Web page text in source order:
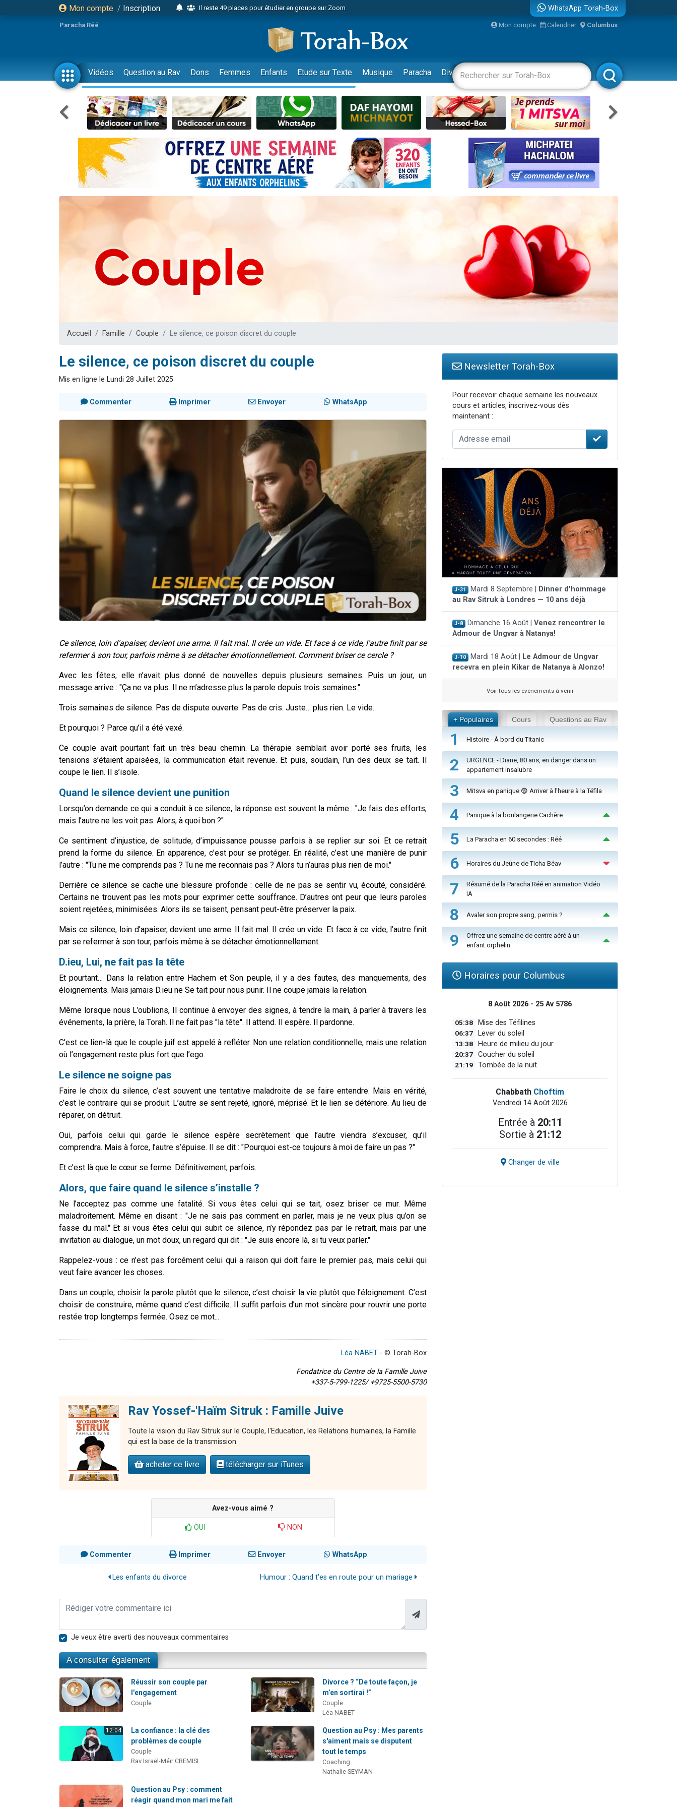
Mon compte / Inscription
Il reste 49 places pour étudier en groupe sur Zoom
2 personnes viennent de nous rejoindre sur WhatsApp
6 personnes viennent de nous rejoindre sur WhatsApp
4 personnes viennent de faire un don pour Reloger Rivka, 6 enfants, victime de violences...
2 personnes viennent de faire un don pour 1 Journée de Vacances Pour les Enfants
17 personnes viennent de demander une bénédiction
4 personnes viennent de nous rejoindre sur WhatsApp
Il reste 49 places pour étudier en groupe sur Zoom
Eva vient de donner son Maasser
4 personnes viennent de nous rejoindre sur WhatsApp
3 personnes viennent de nous rejoindre sur WhatsApp
Odaya vient de donner son Maasser
13 personnes viennent de demander une bénédiction
30 personnes viennent de faire un don pour Sauvez la jambe de Yohan
Il reste 49 places pour étudier en groupe sur Zoom
12 nouvelles musiques dans Torah-Box Music
29 personnes viennent de demander une bénédiction
WhatsApp Torah-Box
Paracha Réé Mon compte Calendrier Columbus
Vidéos Question au Rav Dons Femmes Enfants Etude sur Texte Musique Paracha Divertissements Livres Rabbanim
Accueil Famille Couple Le silence, ce poison discret du couple
Le silence, ce poison discret du couple
Mis en ligne le Lundi 28 Juillet 2025
Commenter Imprimer Envoyer WhatsApp
Ce silence, loin d’apaiser, devient une arme. Il fait mal. Il crée un vide. Et face à ce vide, l’autre finit par se
refermer à son tour, parfois même à se détacher émotionnellement. Comment briser ce cercle ?
Avec les fêtes, elle n’avait plus donné de nouvelles depuis plusieurs semaines. Puis un jour, un
message arrive : "Ça ne va plus. Il ne m’adresse plus la parole depuis trois semaines."
Trois semaines de silence. Pas de dispute ouverte. Pas de cris. Juste… plus rien. Le vide.
Et pourquoi ? Parce qu’il a été vexé.
Ce couple avait pourtant fait un très beau chemin. La thérapie semblait avoir porté ses fruits, les
tensions s’étaient apaisées, la communication était revenue. Et puis, soudain, l’un des deux se tait. Il
coupe le lien. Il s’isole.
Quand le silence devient une punition
Lorsqu’on demande ce qui a conduit à ce silence, la réponse est souvent la même : "Je fais des efforts,
mais l’autre ne les voit pas. Alors, à quoi bon ?"
Ce sentiment d’injustice, de solitude, d’impuissance pousse parfois à se replier sur soi. Et ce retrait
prend la forme du silence. En apparence, c’est pour se protéger. En réalité, c’est une manière de punir
l’autre : "Tu ne me comprends pas ? Tu ne me reconnais pas ? Alors tu n’auras plus rien de moi."
Derrière ce silence se cache une blessure profonde : celle de ne pas se sentir vu, écouté, considéré.
Certains ne trouvent pas les mots pour exprimer cette souffrance. D’autres ont peur que leurs paroles
soient rejetées, minimisées. Alors ils se taisent, pensant peut-être préserver la paix.
Mais ce silence, loin d’apaiser, devient une arme. Il fait mal. Il crée un vide. Et face à ce vide, l’autre finit
par se refermer à son tour, parfois même à se détacher émotionnellement.
D.ieu, Lui, ne fait pas la tête
Et pourtant… Dans la relation entre Hachem et Son peuple, il y a des fautes, des manquements, des
éloignements. Mais jamais D.ieu ne Se tait pour nous punir. Il ne coupe jamais la relation.
Même lorsque nous L’oublions, Il continue à envoyer des signes, à tendre la main, à parler à travers les
événements, la prière, la Torah. Il ne fait pas "la tête". Il attend. Il espère. Il pardonne.
C’est ce lien-là que le couple juif est appelé à refléter. Non une relation conditionnelle, mais une relation
où l’engagement reste plus fort que l’ego.
Le silence ne soigne pas
Faire le choix du silence, c’est souvent une tentative maladroite de se faire entendre. Mais en vérité,
c’est le contraire qui se produit. L’autre se sent rejeté, ignoré, méprisé. Et le lien se détériore. Au lieu de
réparer, on détruit.
Oui, parfois celui qui garde le silence espère secrètement que l’autre viendra s’excuser, qu’il
comprendra. Mais à force, l’autre s’épuise. Il se dit : "Pourquoi est-ce toujours à moi de faire un pas ?"
Et c’est là que le cœur se ferme. Définitivement, parfois.
Alors, que faire quand le silence s’installe ?
Ne l’acceptez pas comme une fatalité. Si vous êtes celui qui se tait, osez briser ce mur. Même
maladroitement. Même en disant : "Je ne sais pas comment en parler, mais je ne veux plus qu’on se
fasse du mal." Et si vous êtes celui qui subit ce silence, n’y répondez pas par le retrait, mais par une
invitation au dialogue, un mot doux, un regard qui dit : "Je suis encore là, si tu veux parler."
Rappelez-vous : ce n’est pas forcément celui qui a raison qui doit faire le premier pas, mais celui qui
veut faire avancer les choses.
Dans un couple, choisir la parole plutôt que le silence, c’est choisir la vie plutôt que l’éloignement. C’est
choisir de construire, même quand c’est difficile. Il suffit parfois d’un mot sincère pour rouvrir une porte
restée trop longtemps fermée. Osez ce mot...
Léa NABET - © Torah-Box
Fondatrice du Centre de la Famille Juive
+337-5-799-1225/ +9725-5500-5730
Rav Yossef-'Haïm Sitruk : Famille Juive
Toute la vision du Rav Sitruk sur le Couple, l'Education, les Relations humaines, la Famille
qui est la base de la transmission.
acheter ce livre télécharger sur iTunes
Avez-vous aimé ?
OUI NON
Commenter Imprimer Envoyer WhatsApp
Les enfants du divorce Humour : Quand t'es en route pour un mariage
Je veux être averti des nouveaux commentaires
A consulter également
Réussir son couple par
l'engagement
Couple
Divorce ? “De toute façon, je
m’en sortirai !”
Couple
Léa NABET
12:04
La confiance : la clé des
problèmes de couple
Couple
Rav Israël-Méïr CREMISI
Question au Psy : Mes parents
s'aiment mais se disputent
tout le temps
Coaching
Nathalie SEYMAN
Question au Psy : comment
réagir quand mon mari me fait
Newsletter Torah-Box
Pour recevoir chaque semaine les nouveaux
cours et articles, inscrivez-vous dès
maintenant :
J-31 Mardi 8 Septembre |
Dinner d'hommage
au Rav Sitruk à Londres — 10 ans déjà
J-8 Dimanche 16 Août | Venez rencontrer le
Admour de Ungvar à Natanya!
J-10 Mardi 18 Août |
Le Admour de Ungvar
recevra en plein Kikar de Natanya à Alonzo!
Voir tous les événements à venir
+ Populaires Cours Questions au Rav
1 Histoire - À bord du Titanic
2
URGENCE - Diane, 80 ans, en danger dans un
appartement insalubre
3 Mitsva en panique 😨 Arriver à l'heure à la Téfila
4 Panique à la boulangerie Cachère
5 La Paracha en 60 secondes : Réé
6 Horaires du Jeûne de Ticha Béav
7
Résumé de la Paracha Réé en animation Vidéo
IA
8 Avaler son propre sang, permis ?
9
Offrez une semaine de centre aéré à un
enfant orphelin
Horaires pour Columbus
8 Août 2026 - 25 Av 5786
05:38 Mise des Téfilines
06:37 Lever du soleil
13:38 Heure de milieu du jour
20:37 Coucher du soleil
21:19 Tombée de la nuit
Chabbath Choftim
Vendredi 14 Août 2026
Entrée à 20:11
Sortie à 21:12
Changer de ville